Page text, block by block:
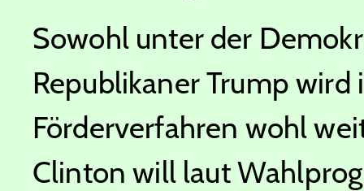
Sowohl unter der
Republikaner Trump wird
Förderverfahren wohl
Clinton will laut